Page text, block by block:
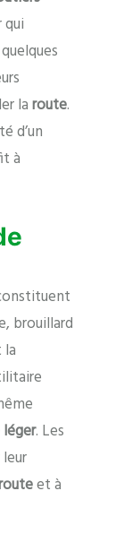
qui
laroute.
d’un
à
brouillard
la
. Les
et à